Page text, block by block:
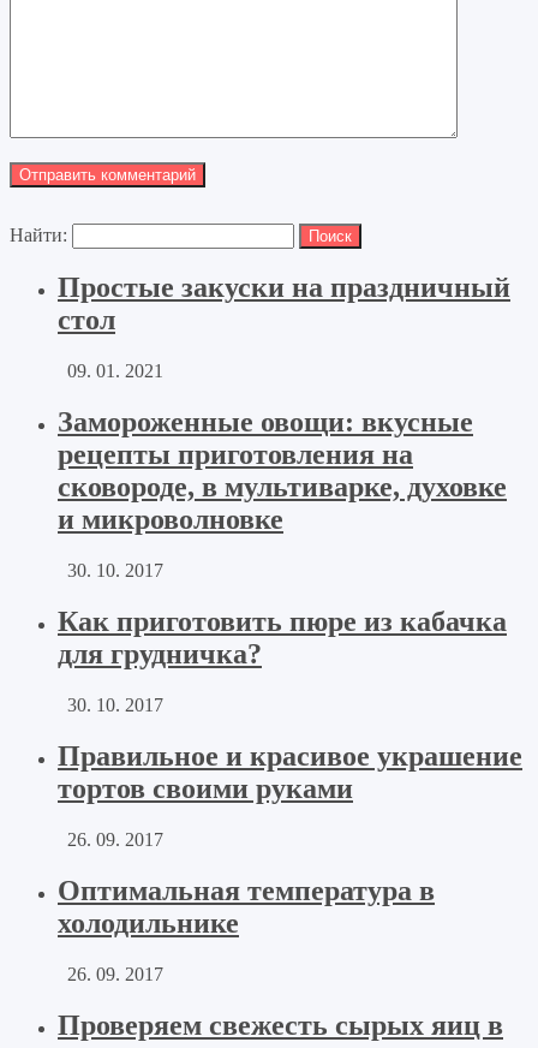
Найти:
Простые закуски на праздничный
стол
09. 01. 2021
Замороженные овощи: вкусные
рецепты приготовления на
сковороде, в мультиварке, духовке
и микроволновке
30. 10. 2017
Как приготовить пюре из кабачка
для грудничка?
30. 10. 2017
Правильное и красивое украшение
тортов своими руками
26. 09. 2017
Оптимальная температура в
холодильнике
26. 09. 2017
Проверяем свежесть сырых яиц в